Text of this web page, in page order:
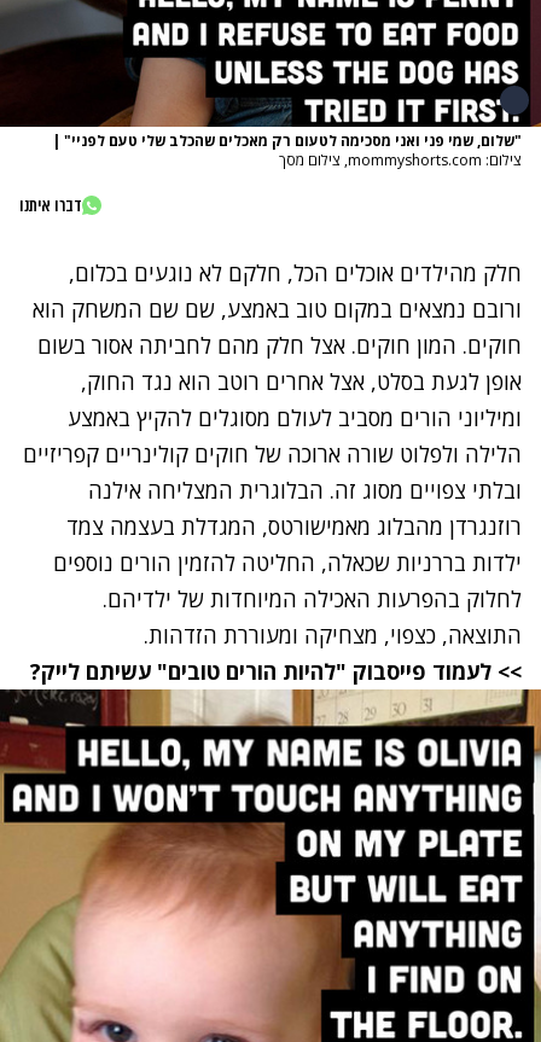
"שלום, שמי פני ואני מסכימה לטעום רק מאכלים שהכלב שלי טעם לפניי" |
צילום: mommyshorts.com, צילום מסך
דברו איתנו
חלק מהילדים אוכלים הכל, חלקם לא נוגעים בכלום,
ורובם נמצאים במקום טוב באמצע, שם שם המשחק הוא
חוקים. המון חוקים. אצל חלק מהם לחביתה אסור בשום
אופן לגעת בסלט, אצל אחרים רוטב הוא נגד החוק,
ומיליוני הורים מסביב לעולם מסוגלים להקיץ באמצע
הלילה ולפלוט שורה ארוכה של חוקים קולינריים קפריזיים
ובלתי צפויים מסוג זה. הבלוגרית המצליחה אילנה
רוזנגרדן מהבלוג מאמישורטס, המגדלת בעצמה צמד
ילדות בררניות שכאלה, החליטה להזמין הורים נוספים
לחלוק בהפרעות האכילה המיוחדות של ילדיהם.
התוצאה, כצפוי, מצחיקה ומעוררת הזדהות.
>> לעמוד פייסבוק "להיות הורים טובים" עשיתם לייק?